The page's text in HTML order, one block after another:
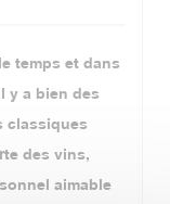
temps et dans
y a bien des
classiques
des vins,
aimable